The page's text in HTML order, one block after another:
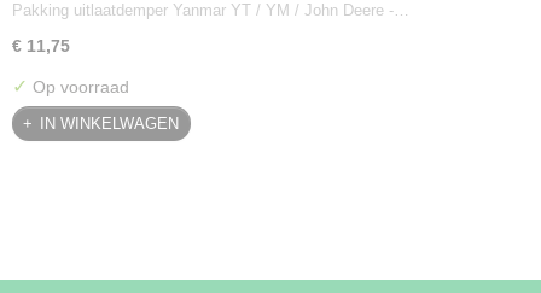
128300-13230
Pakking uitlaatdemper Yanmar YT / YM / John Deere -…
€ 11,75
✓ Op voorraad
IN WINKELWAGEN